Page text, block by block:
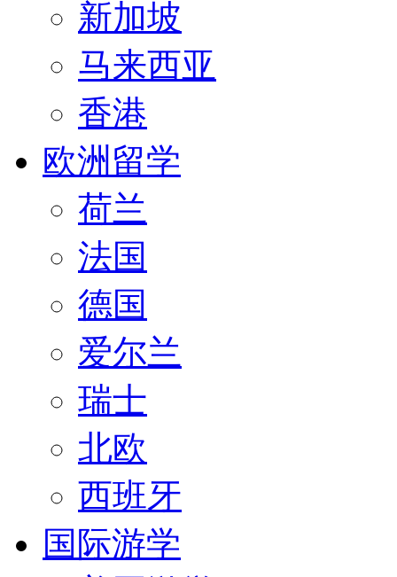
新加坡
马来西亚
香港
欧洲留学
荷兰
法国
德国
爱尔兰
瑞士
北欧
西班牙
国际游学